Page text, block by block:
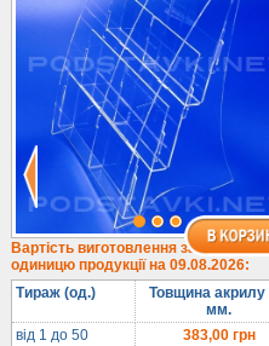
Менюхолдери
Формат А4
Формат А5
Формат А6
Формат А3
Під євробуклет
Під мобільні
Під біжутерію
Гірки та подіуми
Під косметику
Під солодке
Вартість виготовлення за
одиницю продукції на 09.08.2026:
Тираж (од.)
Товщина акрилу
мм.
від 1 до 50
383,00грн